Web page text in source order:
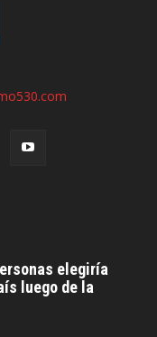
elegiría
luego de la